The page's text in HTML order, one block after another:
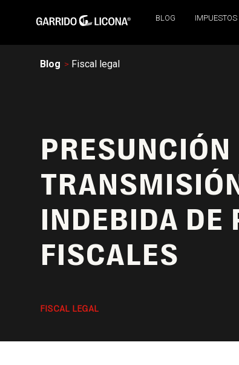
BLOG
Blog Fiscal legal
PRESUNCIÓN
INDEBIDA DE
FISCALES
FISCAL LEGAL